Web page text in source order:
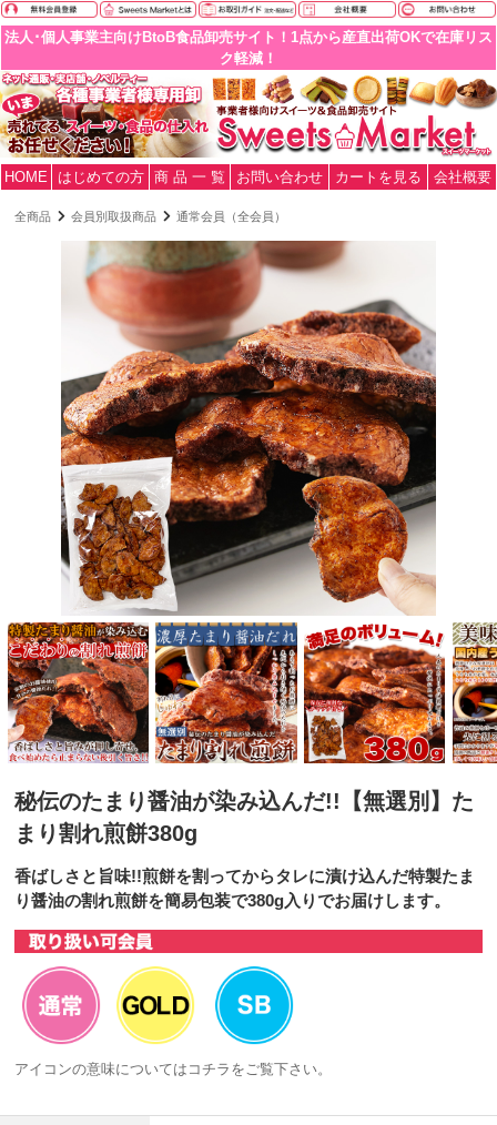
法人･個人事業主向けBtoB食品卸売サイト！1点から産直出荷OKで在庫リス
ク軽減！
HOME はじめての方 商 品 一 覧 お問い合わせ カートを見る 会社概要
全商品 会員別取扱商品 通常会員（全会員）
秘伝のたまり醤油が染み込んだ!!【無選別】た
まり割れ煎餅380g
香ばしさと旨味!!煎餅を割ってからタレに漬け込んだ特製たま
り醤油の割れ煎餅を簡易包装で380g入りでお届けします。
アイコンの意味については コチラ をご覧下さい。